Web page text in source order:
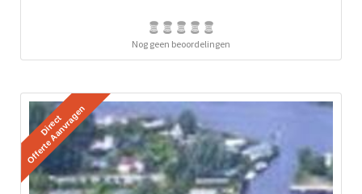
Nog geen beoordelingen